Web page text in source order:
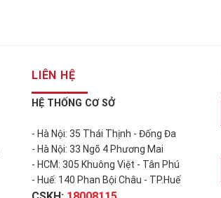
LIÊN HỆ
HỆ THỐNG CƠ SỞ
- Hà Nội: 35 Thái Thịnh - Đống Đa
- Hà Nội: 33 Ngõ 4 Phương Mai
- HCM: 305 Khuông Việt - Tân Phú
- Huế: 140 Phan Bội Châu - TP.Huế